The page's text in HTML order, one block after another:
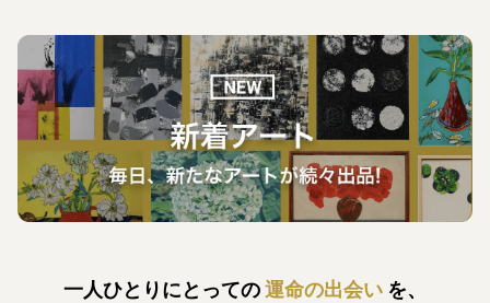
一人ひとりにとっての運命の出会い を、